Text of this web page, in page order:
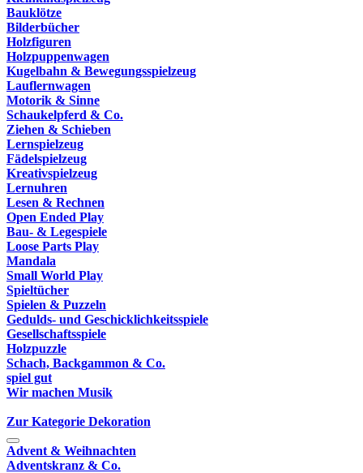
Bauklötze
Bilderbücher
Holzfiguren
Holzpuppenwagen
Kugelbahn & Bewegungsspielzeug
Lauflernwagen
Motorik & Sinne
Schaukelpferd & Co.
Ziehen & Schieben
Lernspielzeug
Fädelspielzeug
Kreativspielzeug
Lernuhren
Lesen & Rechnen
Open Ended Play
Bau- & Legespiele
Loose Parts Play
Mandala
Small World Play
Spieltücher
Spielen & Puzzeln
Gedulds- und Geschicklichkeitsspiele
Gesellschaftsspiele
Holzpuzzle
Schach, Backgammon & Co.
spiel gut
Wir machen Musik
Zur Kategorie Dekoration
Advent & Weihnachten
Adventskranz & Co.